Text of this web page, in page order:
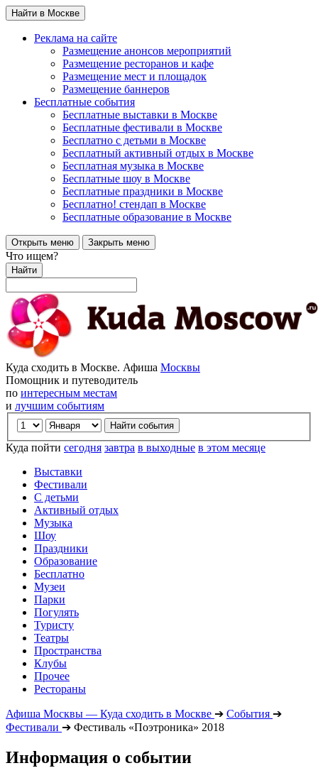
Найти в Москве
Реклама на сайте
Размещение анонсов мероприятий
Размещение ресторанов и кафе
Размещение мест и площадок
Размещение баннеров
Бесплатные события
Бесплатные выставки в Москве
Бесплатные фестивали в Москве
Бесплатно с детьми в Москве
Бесплатный активный отдых в Москве
Бесплатная музыка в Москве
Бесплатные шоу в Москве
Бесплатные праздники в Москве
Бесплатно! стендап в Москве
Бесплатные образование в Москве
Открыть меню Закрыть меню
Что ищем?
Найти
Куда сходить в Москве. Афиша Москвы
Помощник и путеводитель
по интересным местам
и лучшим событиям
Куда пойти сегодня завтра в выходные в этом месяце
Выставки
Фестивали
С детьми
Активный отдых
Музыка
Шоу
Праздники
Образование
Бесплатно
Музеи
Парки
Погулять
Туристу
Театры
Пространства
Клубы
Прочее
Рестораны
Афиша Москвы — Куда сходить в Москве ➔ События ➔
Фестивали ➔ Фестиваль «Поэтроника» 2018
Информация о событии